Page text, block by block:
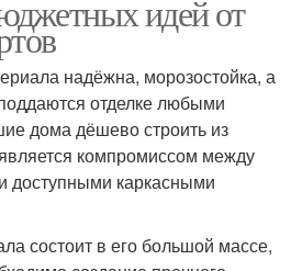
идей от
надёжна, морозостойка, а
отделке любыми
дома дёшево строить из
компромиссом между
доступными каркасными
состоит в его большой массе,